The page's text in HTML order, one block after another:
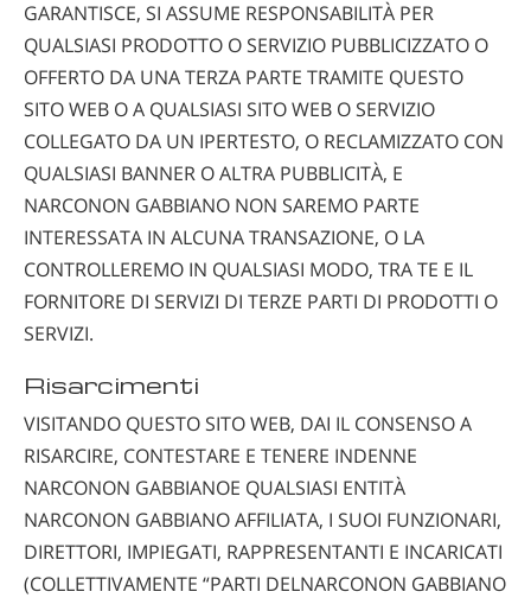
GARANTISCE, SI ASSUME RESPONSABILITÀ PER
QUALSIASI PRODOTTO O SERVIZIO PUBBLICIZZATO O
OFFERTO DA UNA TERZA PARTE TRAMITE QUESTO
SITO WEB O A QUALSIASI SITO WEB O SERVIZIO
COLLEGATO DA UN IPERTESTO, O RECLAMIZZATO CON
QUALSIASI BANNER O ALTRA PUBBLICITÀ, E
NARCONON GABBIANO NON SAREMO PARTE
INTERESSATA IN ALCUNA TRANSAZIONE, O LA
CONTROLLEREMO IN QUALSIASI MODO, TRA TE E IL
FORNITORE DI SERVIZI DI TERZE PARTI DI PRODOTTI O
SERVIZI.
Risarcimenti
VISITANDO QUESTO SITO WEB, DAI IL CONSENSO A
RISARCIRE, CONTESTARE E TENERE INDENNE
NARCONON GABBIANOE QUALSIASI ENTITÀ
NARCONON GABBIANO AFFILIATA, I SUOI FUNZIONARI,
DIRETTORI, IMPIEGATI, RAPPRESENTANTI E INCARICATI
(COLLETTIVAMENTE “PARTI DELNARCONON GABBIANO